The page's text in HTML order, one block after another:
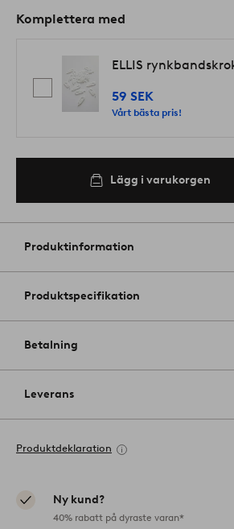
Komplettera med
ELLIS
59 SEK
Vårt bästa pris!
Lägg i varukorgen
Produktinformation
Produktspecifikation
Betalning
Leverans
Produktdeklaration
Ny kund?
40% rabatt på dyraste varan*